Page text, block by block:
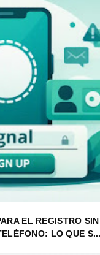
EL REGISTRO SIN
LO QUE S...